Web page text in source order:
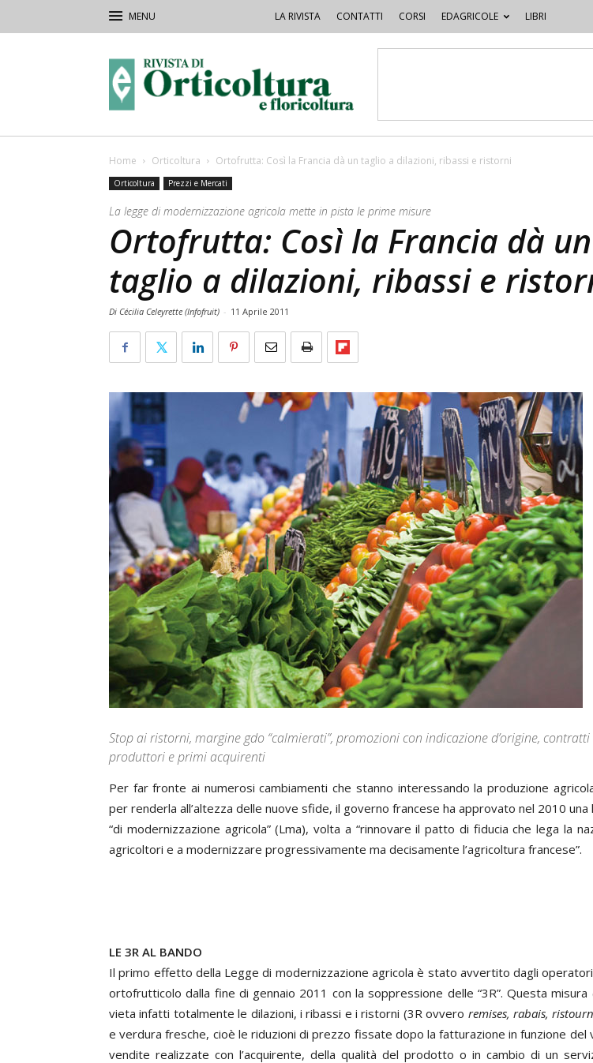
LA RIVISTA CONTATTI CORSI EDAGRICOLE LIBRI
Orticoltura
Home Orticoltura Ortofrutta: Così la Francia dà un taglio a dilazioni, ribassi e ristorni
Orticoltura Prezzi e Mercati
La legge di modernizzazione agricola mette in pista le prime misure
Ortofrutta: Così la Francia dà un
taglio a dilazioni, ribassi e
Di Cécilia Celeyrette (Infofruit) - 11 Aprile 2011
Stop ai ristorni, margine gdo “calmierati”, promozioni con indicazione d’origine,
produttori e primi acquirenti
Per far fronte ai numerosi cambiamenti che stanno interessando la produzione
per renderla all’altezza delle nuove sfide, il governo francese ha approvato nel 2010
“di modernizzazione agricola” (Lma), volta a “rinnovare il patto di fiducia che lega la
agricoltori e a modernizzare progressivamente ma decisamente l’agricoltura francese”.
LE 3R AL BANDO
Il primo effetto della Legge di modernizzazione agricola è stato avvertito dagli
ortofrutticolo dalla fine di gennaio 2011 con la soppressione delle “3R”. Questa misura
vieta infatti totalmente le dilazioni, i ribassi e i ristorni (3R ovvero remises, rabais,
e verdura fresche, cioè le riduzioni di prezzo fissate dopo la fatturazione in funzione del
vendite realizzate con l’acquirente, della qualità del prodotto o in cambio di un